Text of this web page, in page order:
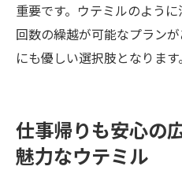
重要です。ウテミルのよう
回数の繰越が可能なプラン
にも優しい選択肢となります。
仕事帰りも安心の
魅力なウテミル